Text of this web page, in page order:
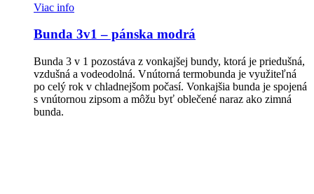
Viac info
Bunda 3v1 – pánska modrá
Bunda 3 v 1 pozostáva z vonkajšej bundy, ktorá je priedušná,
vzdušná a vodeodolná. Vnútorná termobunda je využiteľná
po celý rok v chladnejšom počasí. Vonkajšia bunda je spojená
s vnútornou zipsom a môžu byť oblečené naraz ako zimná
bunda.